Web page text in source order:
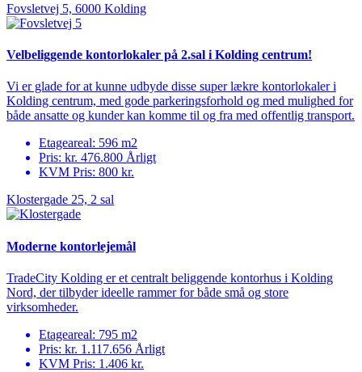
Fovsletvej 5, 6000 Kolding
Velbeliggende kontorlokaler på 2.sal i Kolding centrum!
Vi er glade for at kunne udbyde disse super lækre kontorlokaler i
Kolding centrum, med gode parkeringsforhold og med mulighed for
både ansatte og kunder kan komme til og fra med offentlig transport.
Etageareal: 596 m2
Pris: kr. 476.800 Årligt
KVM Pris: 800 kr.
Klostergade 25, 2 sal
Moderne kontorlejemål
TradeCity Kolding er et centralt beliggende kontorhus i Kolding
Nord, der tilbyder ideelle rammer for både små og store
virksomheder.
Etageareal: 795 m2
Pris: kr. 1.117.656 Årligt
KVM Pris: 1.406 kr.